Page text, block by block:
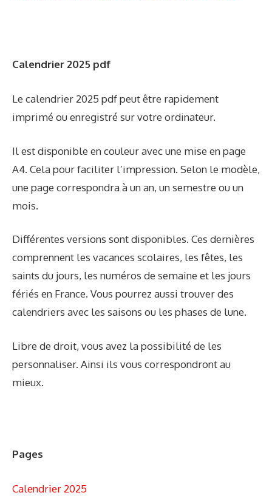
Calendrier 2025 pdf
Le calendrier 2025 pdf peut être rapidement
imprimé ou enregistré sur votre ordinateur.
Il est disponible en couleur avec une mise en page
A4. Cela pour faciliter l’impression. Selon le modèle,
une page correspondra à un an, un semestre ou un
mois.
Différentes versions sont disponibles. Ces dernières
comprennent les vacances scolaires, les fêtes, les
saints du jours, les numéros de semaine et les jours
fériés en France. Vous pourrez aussi trouver des
calendriers avec les saisons ou les phases de lune.
Libre de droit, vous avez la possibilité de les
personnaliser. Ainsi ils vous correspondront au
mieux.
Pages
Calendrier 2025